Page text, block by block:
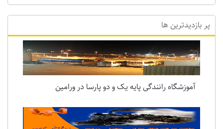
پر بازدیدترین ها
آموزشگاه رانندگی پایه یک و دو پارسا در ورامین